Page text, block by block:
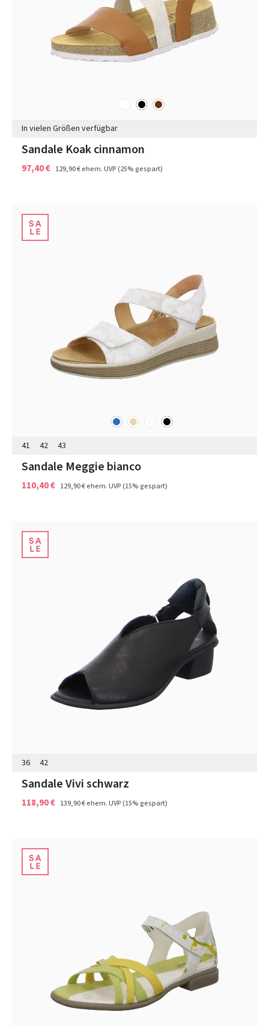
weißschwarz
braun
In vielen Größen verfügbar
Sandale Koak cinnamon
97,40 € 129,90 €ehem. UVP(25% gespart)
blau beige sonstigeschwarz
41 42 43
Sandale Meggie bianco
110,40 € 129,90 €ehem. UVP(15% gespart)
36 42
Sandale Vivi schwarz
118,90 € 139,90 €ehem. UVP(15% gespart)